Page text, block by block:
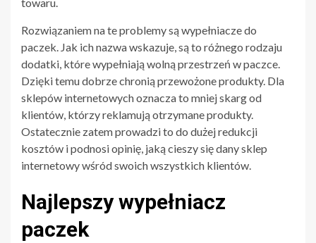
Rozwiązaniem na te problemy są wypełniacze do
paczek. Jak ich nazwa wskazuje, są to różnego rodzaju
dodatki, które wypełniają wolną przestrzeń w paczce.
Dzięki temu dobrze chronią przewożone produkty. Dla
sklepów internetowych oznacza to mniej skarg od
klientów, którzy reklamują otrzymane produkty.
Ostatecznie zatem prowadzi to do dużej redukcji
kosztów i podnosi opinię, jaką cieszy się dany sklep
internetowy wśród swoich wszystkich klientów.
Najlepszy wypełniacz
paczek